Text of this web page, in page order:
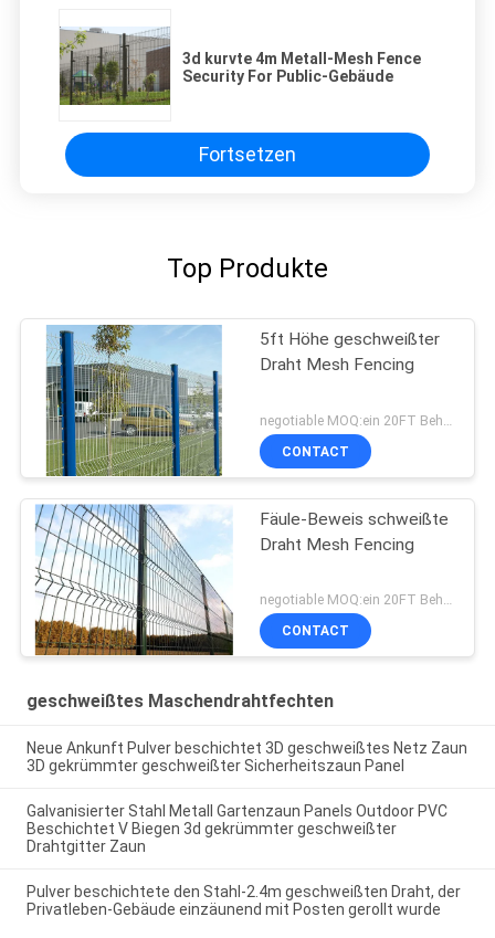
3d kurvte 4m Metall-Mesh Fence
Security For Public-Gebäude
Fortsetzen
Top Produkte
5ft Höhe geschweißter
Draht Mesh Fencing
CONTACT
Fäule-Beweis schweißte
Draht Mesh Fencing
negotiable MOQ:ein 20FT Behälter
CONTACT
geschweißtes Maschendrahtfechten
Neue Ankunft Pulver beschichtet 3D geschweißtes Netz Zaun
3D gekrümmter geschweißter Sicherheitszaun Panel
Galvanisierter Stahl Metall Gartenzaun Panels Outdoor PVC
Beschichtet V Biegen 3d gekrümmter geschweißter
Drahtgitter Zaun
Pulver beschichtete den Stahl-2.4m geschweißten Draht, der
Privatleben-Gebäude einzäunend mit Posten gerollt wurde